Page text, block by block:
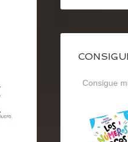
Consigue